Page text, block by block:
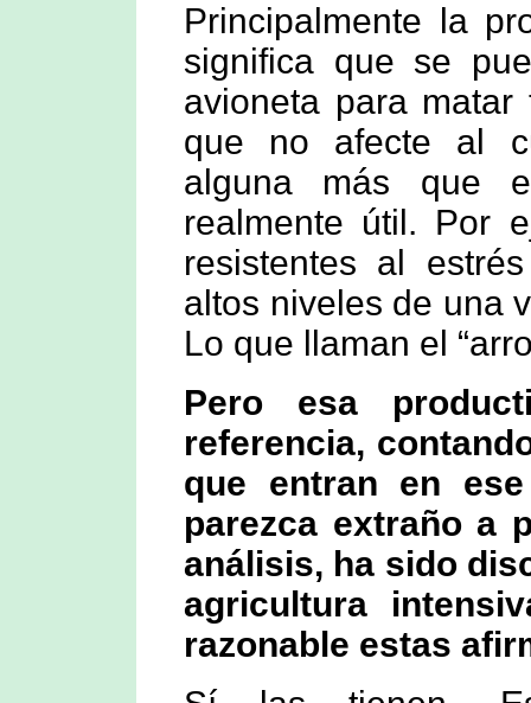
Principalmente la
significa que se
avioneta para matar
que no afecte al
alguna más que
realmente útil. Por
resistentes al
altos niveles de una
Lo que llaman el
Pero esa
referencia,
que entran en
parezca extraño a
análisis, ha sido
agricultura
razonable estas